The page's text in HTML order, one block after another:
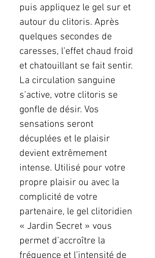
puis appliquez le gel sur et
autour du clitoris. Après
quelques secondes de
caresses, l’effet chaud froid
et chatouillant se fait sentir.
La circulation sanguine
s’active, votre clitoris se
gonfle de désir. Vos
sensations seront
décuplées et le plaisir
devient extrêmement
intense. Utilisé pour votre
propre plaisir ou avec la
complicité de votre
partenaire, le gel clitoridien
« Jardin Secret » vous
permet d’accroître la